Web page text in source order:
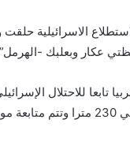
الاسرائيلية
عكار وبعلبك -
تابعا للاحتلال
اللبنانية مقابل رأس الناقورة،